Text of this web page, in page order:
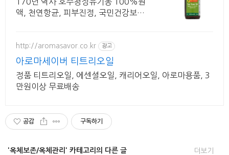
액, 천연항균, 피부진정, 국민건강보험
http://aromasavor.co.kr 광고
아로마세이버 티트리오일
정품 티트리오일, 에센셜오일, 캐리어오일, 아로마용품, 3
만원이상 무료배송
공감 구독하기
'옥체보존/옥체관리' 카테고리의 다른 글 더보기